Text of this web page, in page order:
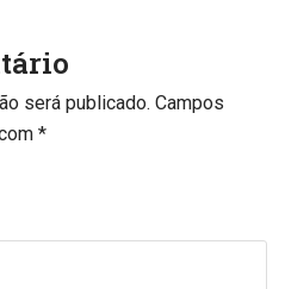
será publicado. Campos
*